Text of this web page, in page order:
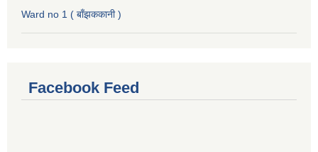
Ward no 1 ( बाँझककानी )
Facebook Feed